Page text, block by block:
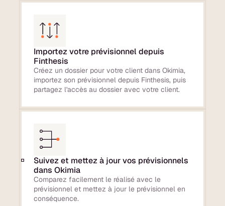
Importez votre prévisionnel depuis
Finthesis
Créez un dossier pour votre client dans Okimia,
importez son prévisionnel depuis Finthesis, puis
partagez l'accès au dossier avec votre client.
Suivez et mettez à jour vos prévisionnels
dans Okimia
Comparez facilement le réalisé avec le
prévisionnel et mettez à jour le prévisionnel en
conséquence.